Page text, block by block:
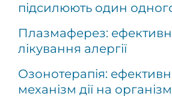
підсилюють один
Плазмаферез:
лікування алергії
Озонотерапія:
механізм дії на організм